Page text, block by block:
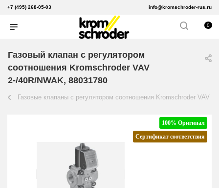
+7 (495) 268-05-03 info@kromschroder-rus.ru
0
Газовый клапан с регулятором
соотношения Kromschroder VAV
2-/40R/NWAK, 88031780
Газовые клапаны с регулятором соотношения Kromschroder VAV
100% Оригинал
Сертификат соответствия